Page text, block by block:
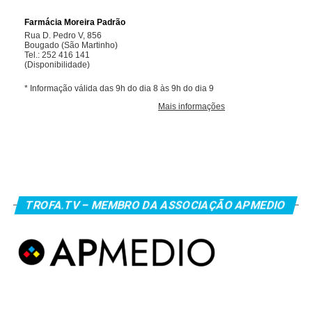
TROFA.TV – MEMBRO DA ASSOCIAÇÃO APMEDIO